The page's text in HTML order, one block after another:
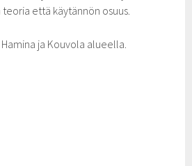
teoria että käytännön osuus.
ja Kouvola alueella.